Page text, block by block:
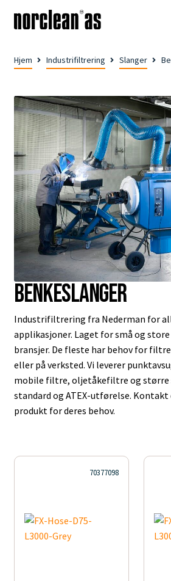
Hjem Industrifiltrering Slanger
Benkeslanger
Industrifiltrering fra Nederman for
applikasjoner. Laget for små og
bransjer. De fleste har behov for
eller på verksted. Vi leverer
mobile filtre, oljetåkefiltre og
standard og ATEX-utførelse.
produkt for deres behov.
70377098